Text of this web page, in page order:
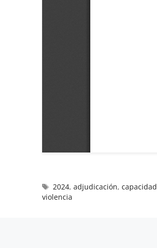
2024,adjudicación,capacidad
violencia